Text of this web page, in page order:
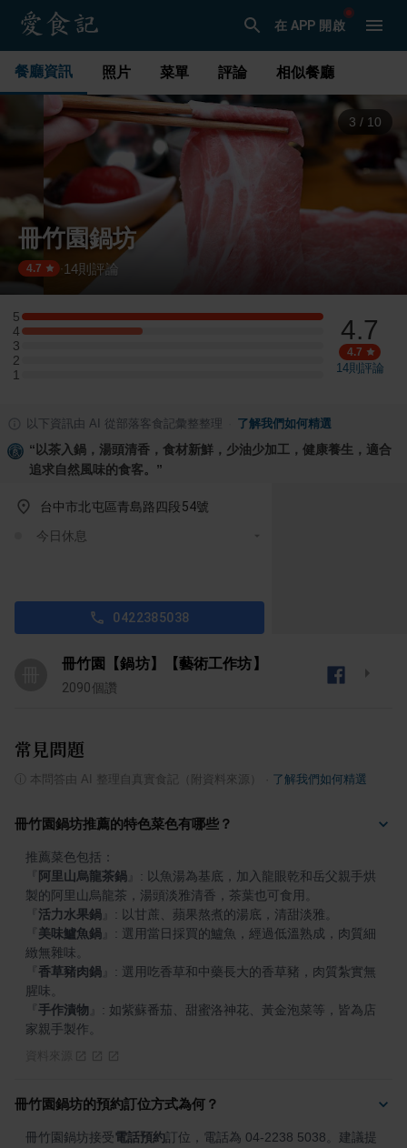
在 APP 開啟
餐廳資訊 照片 菜單 評論 相似餐廳
3 / 10
冊竹園鍋坊
4.7 ·14則評論
5
5 星：5 則評論
4
4 星：2 則評論
3
3 星：0 則評論
2
2 星：0 則評論
1
1 星：0 則評論
4.7
4.7
14則評論
以下資訊由 AI 從部落客食記彙整整理 了解我們如何精選
“ 以茶入鍋，湯頭清香，食材新鮮，少油少加工，健康養生，適合
追求自然風味的食客。 ”
台中市北屯區青島路四段54號
今日休息
0422385038
冊竹園【鍋坊】【藝術工作坊】
2090個讚
常見問題
本問答由 AI 整理自真實食記（附資料來源） 了解我們如何精選
冊竹園鍋坊推薦的特色菜色有哪些？
阿里山烏龍茶鍋
: 以魚湯為基底，加入龍眼乾和岳父親手烘
活力水果鍋
美味鱸魚鍋
: 選用當日採買的鱸魚，經過低溫熟成，肉質細
香草豬肉鍋
: 選用吃香草和中藥長大的香草豬，肉質紮實無
手作漬物
: 如紫蘇番茄、甜蜜洛神花、黃金泡菜等，皆為店
家親手製作。
冊竹園鍋坊的預約訂位方式為何？
冊竹園鍋坊接受電話預約訂位，電話為 04-2238 5038。建議提